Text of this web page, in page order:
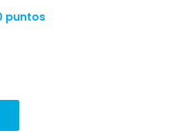
puntos